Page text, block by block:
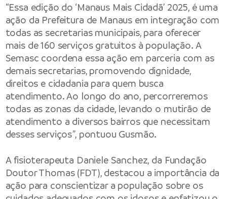
“Essa edição do ‘Manaus Mais Cidadã’ 2025, é uma
ação da Prefeitura de Manaus em integração com
todas as secretarias municipais, para oferecer
mais de 160 serviços gratuitos à população. A
Semasc coordena essa ação em parceria com as
demais secretarias, promovendo dignidade,
direitos e cidadania para quem busca
atendimento. Ao longo do ano, percorreremos
todas as zonas da cidade, levando o mutirão de
atendimento a diversos bairros que necessitam
desses serviços”, pontuou Gusmão.
A fisioterapeuta Daniele Sanchez, da Fundação
Doutor Thomas (FDT), destacou a importância da
ação para conscientizar a população sobre os